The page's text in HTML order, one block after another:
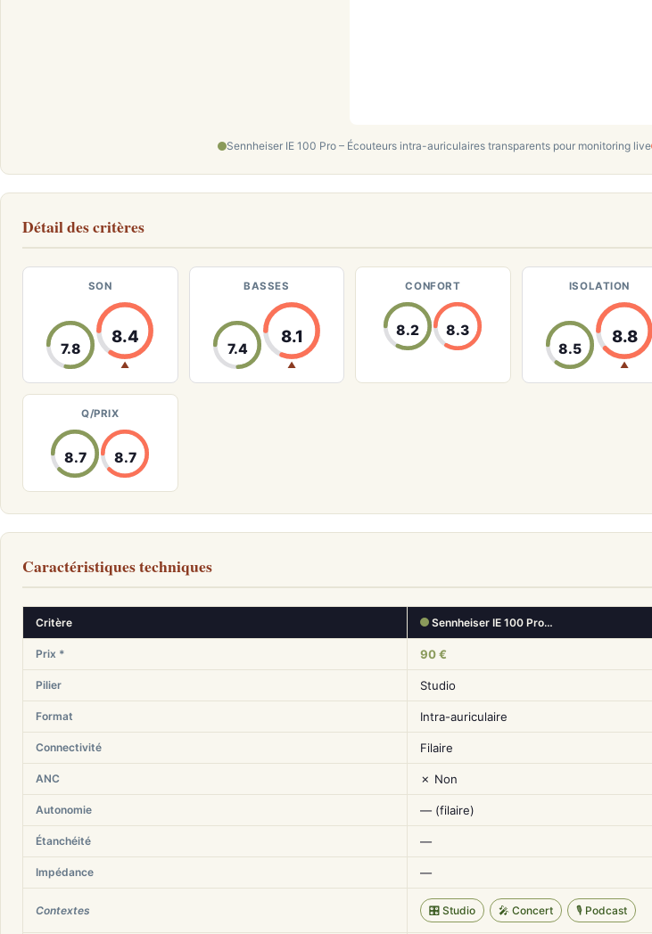
Sennheiser IE 100 Pro – Écouteurs intra-auriculaires transparents pour monitoring live
Détail des critères
SON
7.8
8.4
▲
BASSES
7.4
8.1
▲
CONFORT
8.2 8.3
ISOLATION
8.5
8.8
▲
Q/PRIX
8.7 8.7
Caractéristiques techniques
Critère Sennheiser IE 100 Pro…
Prix * 90 €
Pilier Studio
Format Intra-auriculaire
Connectivité Filaire
ANC ✗ Non
Autonomie — (filaire)
Étanchéité —
Impédance —
Contextes 🎛️ Studio 🎤 Concert 🎙️ Podcast